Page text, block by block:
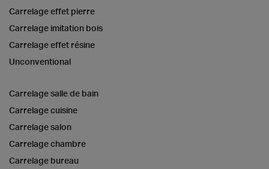
Carrelage effet pierre
Carrelage imitation bois
Carrelage effet résine
Unconventional
Carrelage salle de bain
Carrelage cuisine
Carrelage salon
Carrelage chambre
Carrelage bureau